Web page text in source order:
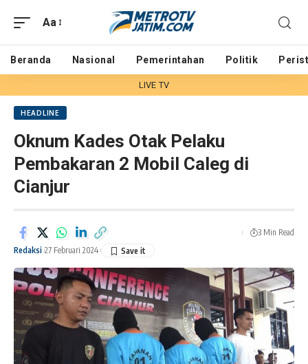
Aa
Beranda Nasional Pemerintahan Politik
LIVE TV
HEADLINE
Oknum Kades Otak Pelaku
Pembakaran 2 Mobil Caleg di
Cianjur
Redaksi 27 Februari 2024
3 Min Read